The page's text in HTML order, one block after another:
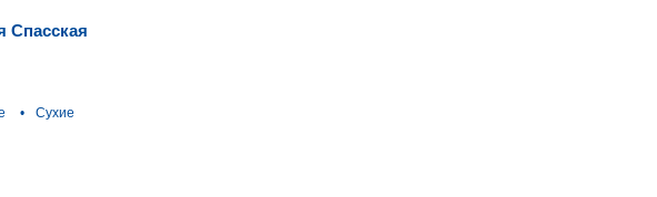
Спасская
•
Сухие